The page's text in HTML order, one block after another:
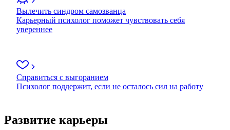
Вылечить синдром самозванца
Карьерный психолог поможет чувствовать себя
увереннее
Справиться с выгоранием
Психолог поддержит, если не осталось сил на работу
Развитие карьеры